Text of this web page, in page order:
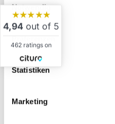
Notwendig
Statistiken
Marketing
Bei der
★★★★★
4,94 out of 5
462 ratings on